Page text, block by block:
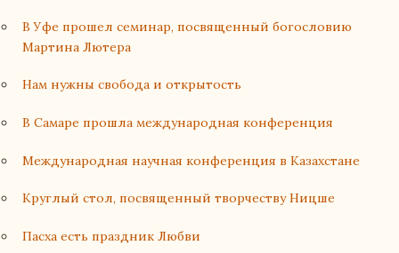
В Уфе прошел семинар, посвященный богословию
Мартина Лютера
Нам нужны свобода и открытость
В Самаре прошла международная конференция
Международная научная конференция в Казахстане
Круглый стол, посвященный творчеству Ницше
Пасха есть праздник Любви